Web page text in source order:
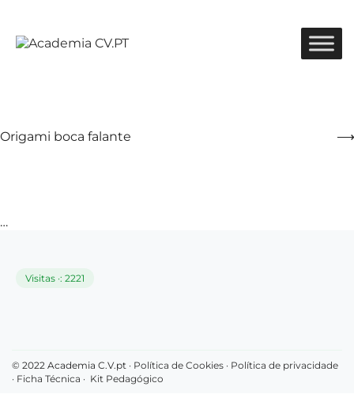
Origami boca falante
…
Visitas ·: 2221
© 2022 Academia C.V.pt · Política de Cookies · Política de privacidade
· Ficha Técnica · Kit Pedagógico